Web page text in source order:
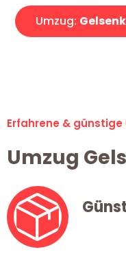
Umzug:
Erfahrene &
Umzug